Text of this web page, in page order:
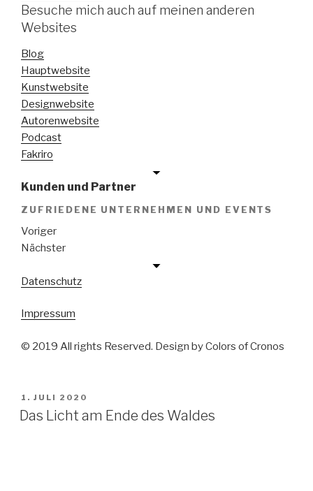
Besuche mich auch auf meinen anderen
Websites
Blog
Hauptwebsite
Kunstwebsite
Designwebsite
Autorenwebsite
Podcast
Fakriro
Kunden und Partner
ZUFRIEDENE UNTERNEHMEN UND EVENTS
Voriger
Nächster
Datenschutz
Impressum
© 2019 All rights Reserved. Design by Colors of Cronos
VERÖFFENTLICHT
AM
1. JULI 2020
Das Licht am Ende des Waldes